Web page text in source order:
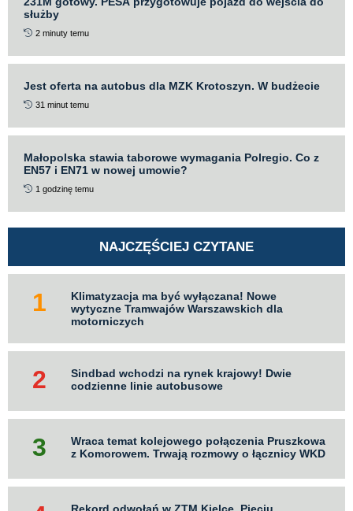
służby
2 minuty temu
Jest oferta na autobus dla MZK Krotoszyn. W budżecie
31 minut temu
Małopolska stawia taborowe wymagania Polregio. Co z
EN57 i EN71 w nowej umowie?
1 godzinę temu
NAJCZĘŚCIEJ CZYTANE
Klimatyzacja ma być wyłączana! Nowe
wytyczne Tramwajów Warszawskich dla
motorniczych
Sindbad wchodzi na rynek krajowy! Dwie
codzienne linie autobusowe
Wraca temat kolejowego połączenia Pruszkowa
z Komorowem. Trwają rozmowy o łącznicy WKD